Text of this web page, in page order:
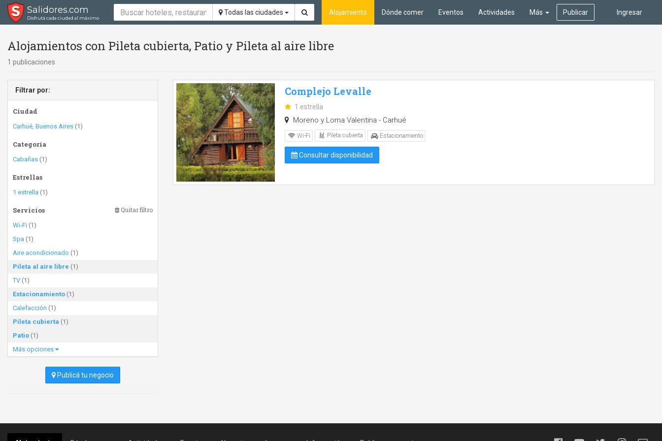
Salidores.com
Disfrutá cada ciudad al máximo
Todas las ciudades Ingresar
Alojamiento Dónde comer Eventos Actividades Más Publicar
Alojamientos con Pileta cubierta, Patio y Pileta al aire libre
1 publicaciones
Filtrar por:
Ciudad
Carhué, Buenos Aires (1)
Categoría
Cabañas (1)
Estrellas
1 estrella (1)
Servicios Quitar filtro
Wi-Fi (1)
Spa (1)
Aire acondicionado (1)
Pileta al aire libre (1)
TV (1)
Estacionamiento (1)
Calefacción (1)
Pileta cubierta (1)
Patio (1)
Más opciones
Publicá tu negocio
Complejo Levalle
1 estrella
Moreno y Loma Valentina - Carhué
Wi-Fi Pileta cubierta Estacionamiento
Consultar disponibilidad